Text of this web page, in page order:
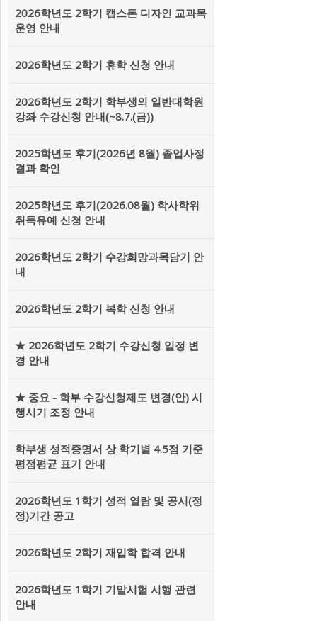
2026학년도 2학기 캡스톤 디자인 교과목
운영 안내
2026학년도 2학기 휴학 신청 안내
2026학년도 2학기 학부생의 일반대학원
강좌 수강신청 안내(~8.7.(금))
2025학년도 후기(2026년 8월) 졸업사정
결과 확인
2025학년도 후기(2026.08월) 학사학위
취득유예 신청 안내
2026학년도 2학기 수강희망과목담기 안
내
2026학년도 2학기 복학 신청 안내
★ 2026학년도 2학기 수강신청 일정 변
경 안내
★ 중요 - 학부 수강신청제도 변경(안) 시
행시기 조정 안내
학부생 성적증명서 상 학기별 4.5점 기준
평점평균 표기 안내
2026학년도 1학기 성적 열람 및 공시(정
정)기간 공고
2026학년도 2학기 재입학 합격 안내
2026학년도 1학기 기말시험 시행 관련
안내